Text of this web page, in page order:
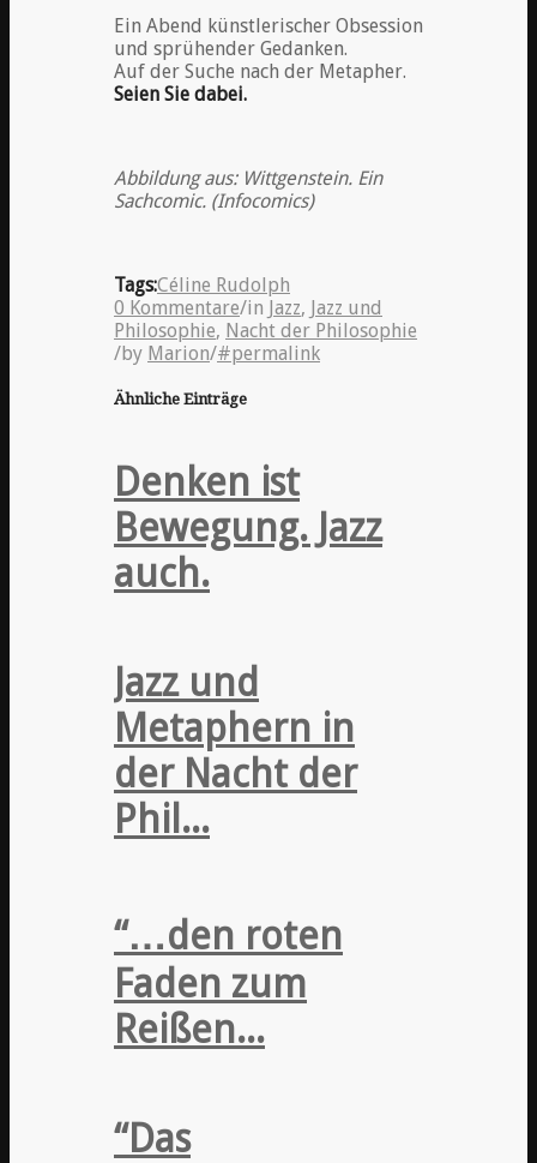
Ein Abend künstlerischer Obsession
und sprühender Gedanken.
Auf der Suche nach der Metapher.
Seien Sie dabei.
Abbildung aus: Wittgenstein. Ein
Sachcomic. (Infocomics)
Tags:Céline Rudolph
0 Kommentare/in Jazz, Jazz und
Philosophie, Nacht der Philosophie
/by Marion/#permalink
Ähnliche Einträge
Denken ist
Bewegung. Jazz
auch.
Jazz und
Metaphern in
der Nacht der
Phil...
“…den roten
Faden zum
Reißen...
“Das